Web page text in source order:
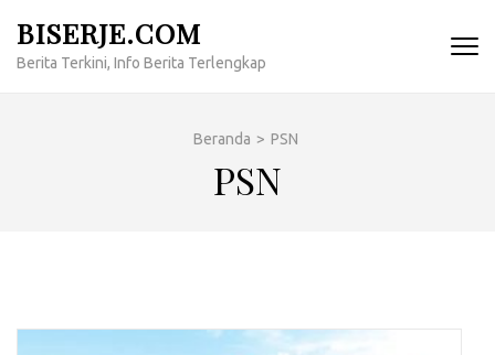
konten
BISERJE.COM
Berita Terkini, Info Berita Terlengkap
Beranda > PSN
PSN